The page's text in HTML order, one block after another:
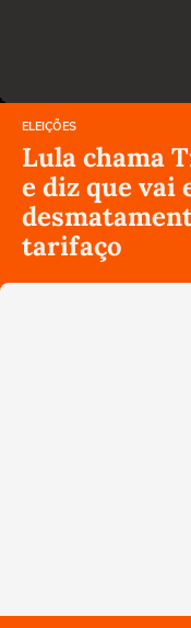
ELEIÇÕES
Lula chama
e diz que vai
tarifaço